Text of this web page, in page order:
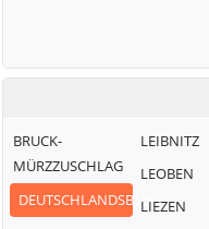
BRUCK-
MÜRZZUSCHLAG
DEUTSCHLANDSBERG
LEIBNITZ
LEOBEN
LIEZEN